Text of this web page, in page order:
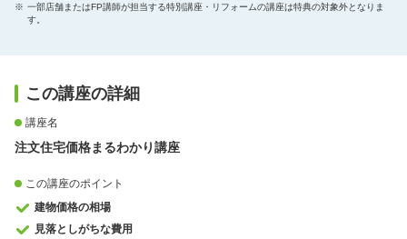
※ 一部店舗またはFP講師が担当する特別講座・リフォームの講座は特典の対象外となりま
す。
この講座の詳細
講座名
注文住宅価格まるわかり講座
この講座のポイント
建物価格の相場
見落としがちな費用